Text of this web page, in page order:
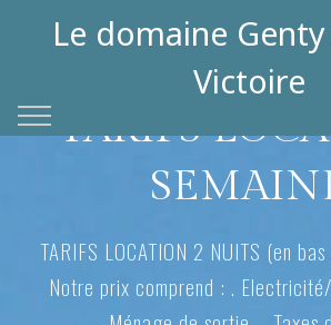
TARIFS
TARIFS LOCATION 2 NUITS (en
Notre prix comprend : .
Le domaine
Victoire